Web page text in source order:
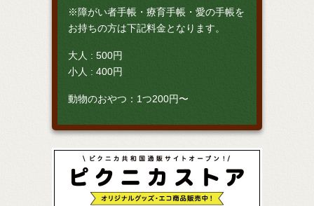
※障がい者手帳・療育手帳・愛の手帳を
お持ちの方は下記料金となります。
大人 : 500円
小人 : 400円
動物のおやつ：1つ200円〜